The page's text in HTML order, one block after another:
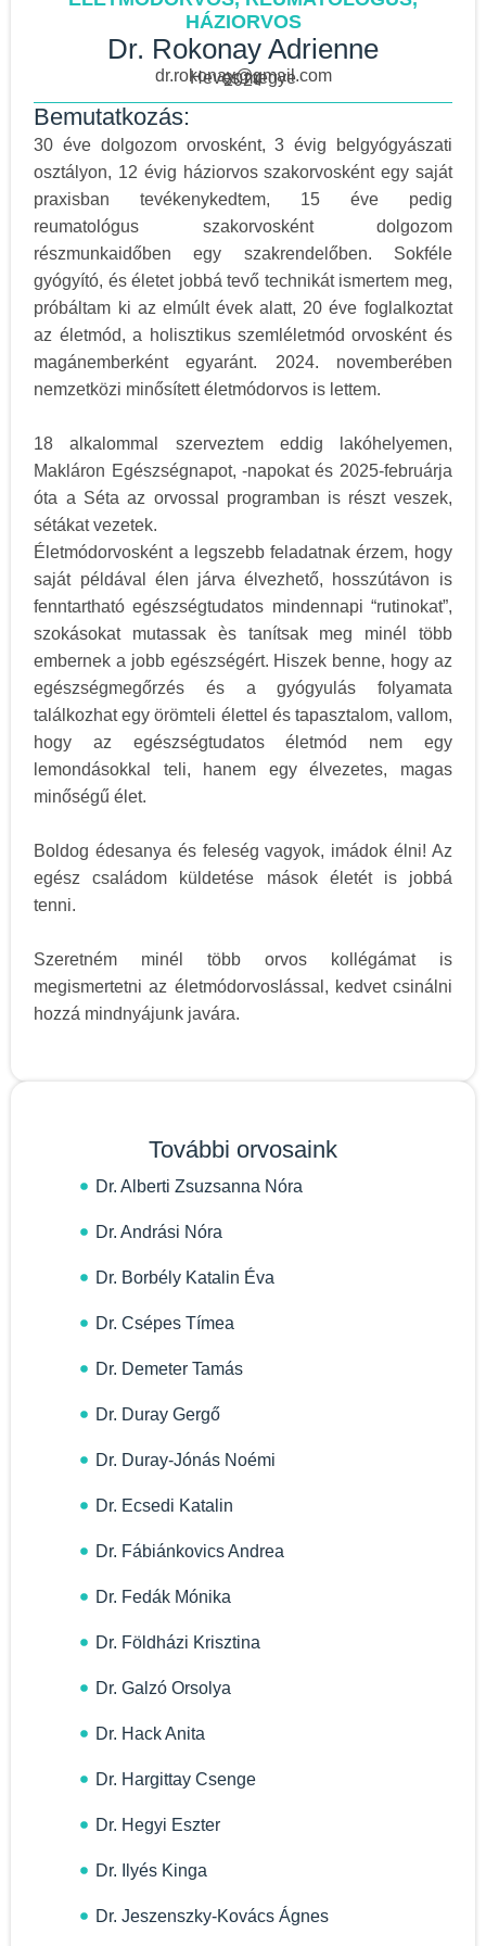
HÁZIORVOS
Dr. Rokonay Adrienne
dr.rokonay@gmail.com
Heves megye
2024
Bemutatkozás:
30 éve dolgozom orvosként, 3 évig belgyógyászati
osztályon, 12 évig háziorvos szakorvosként egy saját
praxisban tevékenykedtem, 15 éve pedig
reumatológus szakorvosként dolgozom
részmunkaidőben egy szakrendelőben. Sokféle
gyógyító, és életet jobbá tevő technikát ismertem meg,
próbáltam ki az elmúlt évek alatt, 20 éve foglalkoztat
az életmód, a holisztikus szemléletmód orvosként és
magánemberként egyaránt. 2024. novemberében
nemzetközi minősített életmódorvos is lettem.
18 alkalommal szerveztem eddig lakóhelyemen,
Makláron Egészségnapot, -napokat és 2025-februárja
óta a Séta az orvossal programban is részt veszek,
sétákat vezetek.
Életmódorvosként a legszebb feladatnak érzem, hogy
saját példával élen járva élvezhető, hosszútávon is
fenntartható egészségtudatos mindennapi “rutinokat”,
szokásokat mutassak ès tanítsak meg minél több
embernek a jobb egészségért. Hiszek benne, hogy az
egészségmegőrzés és a gyógyulás folyamata
találkozhat egy örömteli élettel és tapasztalom, vallom,
hogy az egészségtudatos életmód nem egy
lemondásokkal teli, hanem egy élvezetes, magas
minőségű élet.
Boldog édesanya és feleség vagyok, imádok élni! Az
egész családom küldetése mások életét is jobbá
tenni.
Szeretném minél több orvos kollégámat is
megismertetni az életmódorvoslással, kedvet csinálni
hozzá mindnyájunk javára.
További orvosaink
Dr. Alberti Zsuzsanna Nóra
Dr. Andrási Nóra
Dr. Borbély Katalin Éva
Dr. Csépes Tímea
Dr. Demeter Tamás
Dr. Duray Gergő
Dr. Duray-Jónás Noémi
Dr. Ecsedi Katalin
Dr. Fábiánkovics Andrea
Dr. Fedák Mónika
Dr. Földházi Krisztina
Dr. Galzó Orsolya
Dr. Hack Anita
Dr. Hargittay Csenge
Dr. Hegyi Eszter
Dr. Ilyés Kinga
Dr. Jeszenszky-Kovács Ágnes